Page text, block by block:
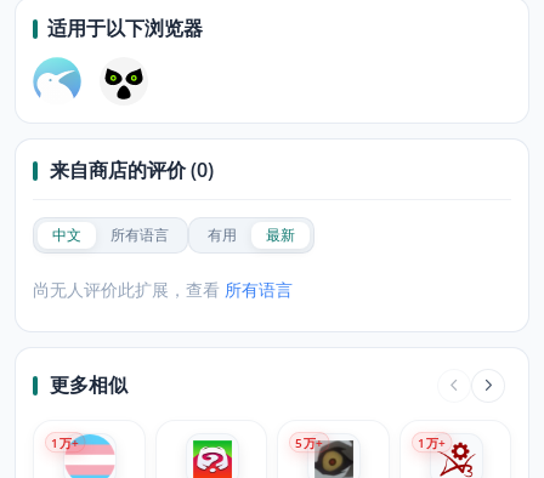
适用于以下浏览器
来自商店的评价 (0)
中文 所有语言 有用 最新
尚无人评价此扩展，查看 所有语言
更多相似
1 万+ 5万+ 1 万+